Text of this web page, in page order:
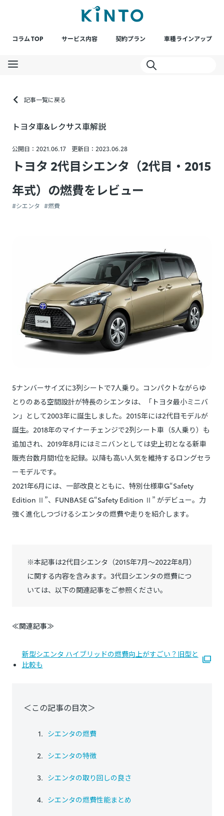
コラム TOP サービス内容 契約プラン 車種ラインアップ
記事一覧に戻る
トヨタ車&レクサス車解説
公開日：2021.06.17 更新日：2023.06.28
トヨタ 2代目シエンタ（2代目・2015
年式）の燃費をレビュー
#シエンタ #燃費
5ナンバーサイズに3列シートで7人乗り。コンパクトながらゆ
とりのある空間設計が特長のシエンタは、「トヨタ最小ミニバ
ン」として2003年に誕生しました。2015年には2代目モデルが
誕生。2018年のマイナーチェンジで2列シート車（5人乗り）も
追加され、2019年8月にはミニバンとしては史上初となる新車
販売台数月間1位を記録。以降も高い人気を維持するロングセラ
ーモデルです。
2021年6月には、一部改良とともに、特別仕様車G“Safety
Edition Ⅱ”、FUNBASE G“Safety Edition Ⅱ” がデビュー。力
強く進化しつづけるシエンタの燃費や走りを紹介します。
※本記事は2代目シエンタ（2015年7月～2022年8月）
に関する内容を含みます。3代目シエンタの燃費につ
いては、以下の関連記事をご参照ください。
≪関連記事≫
新型シエンタ ハイブリッドの燃費向上がすごい？旧型と
比較も
＜この記事の目次＞
シエンタの燃費
シエンタの特徴
シエンタの取り回しの良さ
シエンタの燃費性能まとめ